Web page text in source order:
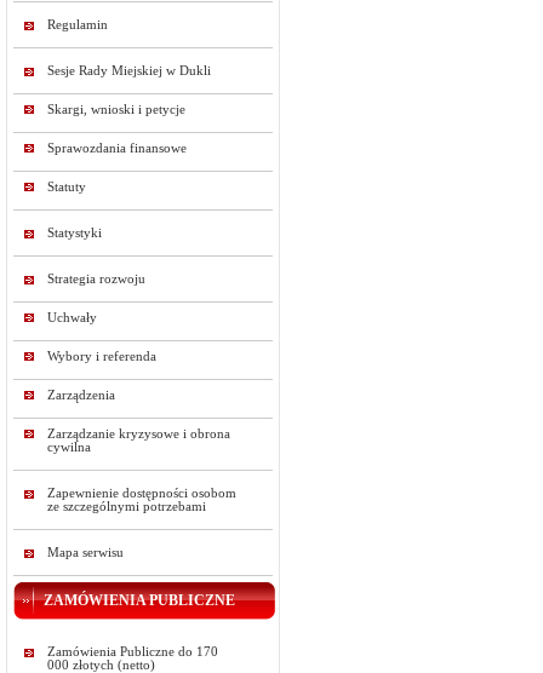
Regulamin
Sesje Rady Miejskiej w Dukli
Skargi, wnioski i petycje
Sprawozdania finansowe
Statuty
Statystyki
Strategia rozwoju
Uchwały
Wybory i referenda
Zarządzenia
Zarządzanie kryzysowe i obrona
cywilna
Zapewnienie dostępności osobom
ze szczególnymi potrzebami
Mapa serwisu
ZAMÓWIENIA PUBLICZNE
Zamówienia Publiczne do 170
000 złotych (netto)